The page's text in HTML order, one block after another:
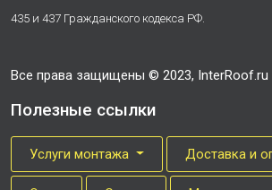
435 и 437 Гражданского кодекса РФ.
Все права защищены © 2023, InterRoof.ru
Полезные ссылки
Услуги монтажа Доставка и